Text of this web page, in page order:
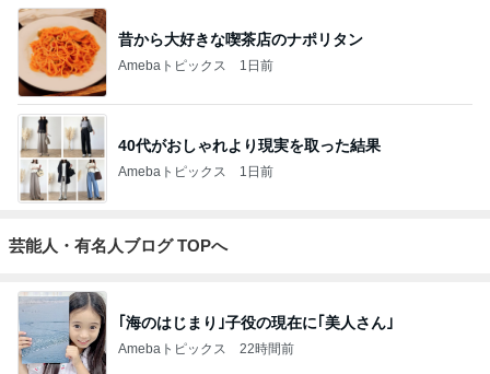
昔から大好きな喫茶店のナポリタン
Amebaトピックス 1日前
40代がおしゃれより現実を取った結果
Amebaトピックス 1日前
芸能人・有名人ブログ TOPへ
｢海のはじまり｣子役の現在に｢美人さん｣
Amebaトピックス 22時間前